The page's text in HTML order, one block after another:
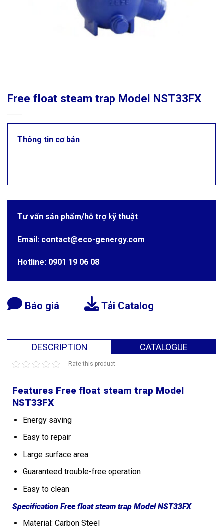
Free float steam trap Model NST33FX
Thông tin cơ bản
Tư vấn sản phẩm/hỗ trợ kỹ thuật
Email: contact@eco-genergy.com
Hotline: 0901 19 06 08
Báo giá Tải Catalog
DESCRIPTION CATALOGUE
Rate this product
Features Free float steam trap Model
NST33FX
Energy saving
Easy to repair
Large surface area
Guaranteed trouble-free operation
Easy to clean
Specification Free float steam trap Model NST33FX
Material: Carbon Steel